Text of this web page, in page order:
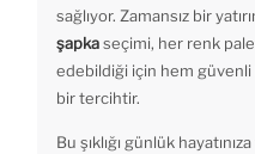
sağlıyor. Zamansız bir
şapkaseçimi, her renk
edebildiği için hem güvenli
bir tercihtir.
Bu şıklığı günlük